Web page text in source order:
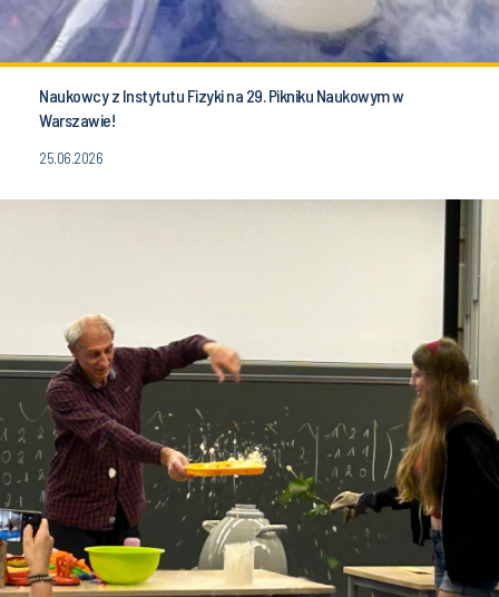
Naukowcy z Instytutu Fizyki na 29. Pikniku Naukowym w
Warszawie!
25.06.2026